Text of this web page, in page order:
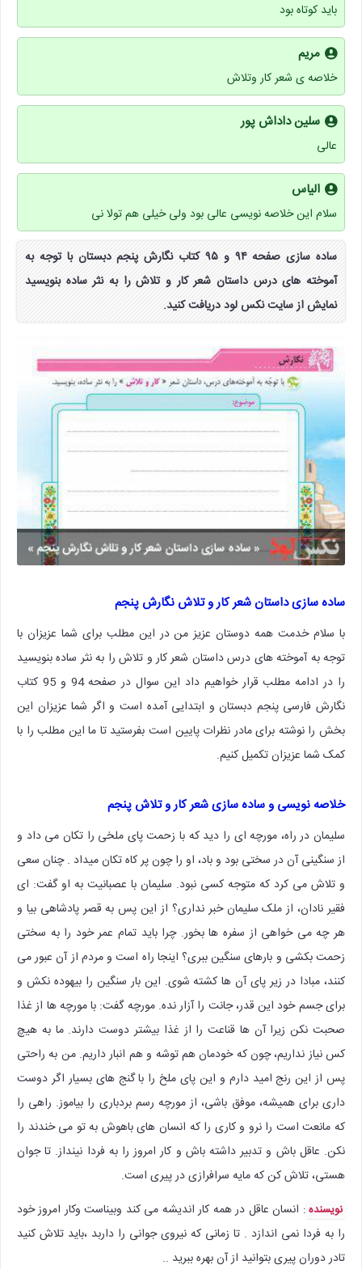
باید کوتاه بود
مریم
خلاصه ی شعر کار وتلاش
سلین داداش پور
عالی
الیاس
سلام این خلاصه نویسی عالی بود ولی خیلی هم تولا نی
ساده سازی صفحه ۹۴ و ۹۵ کتاب نگارش پنجم دبستان با توجه به
آموخته های درس داستان شعر کار و تلاش را به نثر ساده بنویسید
نمایش از سایت نکس لود دریافت کنید.
ساده سازی داستان شعر کار و تلاش نگارش پنجم
با سلام خدمت همه دوستان عزیز من در این مطلب برای شما عزیزان با
توجه به آموخته های درس داستان شعر کار و تلاش را به نثر ساده بنویسید
را در ادامه مطلب قرار خواهیم داد این سوال در صفحه 94 و 95 کتاب
نگارش فارسی پنجم دبستان و ابتدایی آمده است و اگر شما عزیزان این
بخش را نوشته برای مادر نظرات پایین است بفرستید تا ما این مطلب را با
کمک شما عزیزان تکمیل کنیم.
خلاصه نویسی و ساده سازی شعر کار و تلاش پنجم
سلیمان در راه، مورچه ای را دید که با زحمت پای ملخی را تکان می داد و
از سنگینی آن در سختی بود و باد، او را چون پر کاه تکان میداد . چنان سعی
و تلاش می کرد که متوجه کسی نبود. سلیمان با عصبانیت به او گفت: ای
فقیر نادان، از ملک سلیمان خبر نداری؟ از این پس به قصر پادشاهی بیا و
هر چه می خواهی از سفره ها بخور. چرا باید تمام عمر خود را به سختی
زحمت بکشی و بارهای سنگین ببری؟ اینجا راه است و مردم از آن عبور می
کنند، مبادا در زیر پای آن ها کشته شوی. این بار سنگین را بیهوده نکش و
برای جسم خود این قدر، جانت را آزار نده. مورچه گفت: با مورچه ها از غذا
صحبت نکن زیرا آن ها قناعت را از غذا بیشتر دوست دارند. ما به هیچ
کس نیاز نداریم، چون که خودمان هم توشه و هم انبار داریم. من به راحتی
پس از این رنج امید دارم و این پای ملخ را با گنج های بسیار اگر دوست
داری برای همیشه، موفق باشی، از مورچه رسم بردباری را بیاموز. راهی را
که مانعت است را نرو و کاری را که انسان های باهوش به تو می خندند را
نکن. عاقل باش و تدبیر داشته باش و کار امروز را به فردا نینداز. تا جوان
هستی، تلاش کن که مایه سرافرازی در پیری است.
نویسنده: انسان عاقل در همه کار اندیشه می کند وبیناست وکار امروز خود
را به فردا نمی اندازد . تا زمانی که نیروی جوانی را داربد ،باید تلاش کنید
تادر دوران پیری بتوانید از آن بهره ببرید ..